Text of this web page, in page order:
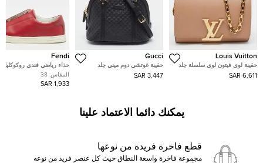
Louis Vuitton
حقيبة لوى فيتون لوى سلسلة جلد
لامعة بيج MM
6,611 SAR
Gucci
حقيبة غوتشي دوم ميني جلد
مايكروغوتشيشيما أزرق فاتح
3,447 SAR
Fendi
حذاء رياضي فندي روكوكليك
العنابي من الجلد مقاس 38
المقاس: 38
1,933 SAR
يمكنك دائما الاعتماد علينا
قطع فاخرة فريدة من نوعها
مجموعة فاخرة واسعة النطاق حيث كل عنصر فريد من نوعه